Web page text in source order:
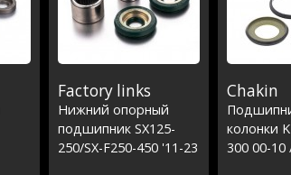
Factory links
Нижний опорный
подшипник SX125-
250/SX-F250-450 '11-23
Chakin
колонки
300 00-10